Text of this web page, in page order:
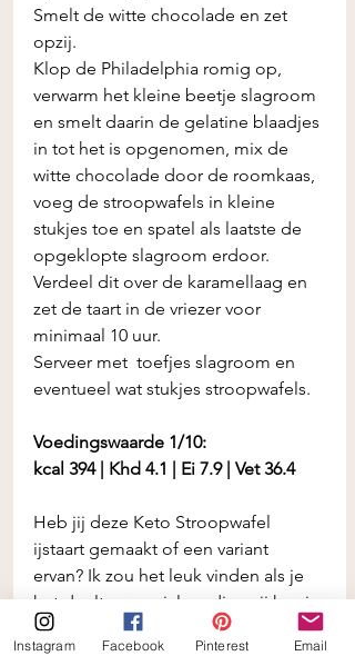
Smelt de witte chocolade en zet
opzij.
Klop de Philadelphia romig op,
verwarm het kleine beetje slagroom
en smelt daarin de gelatine blaadjes
in tot het is opgenomen, mix de
witte chocolade door de roomkaas,
voeg de stroopwafels in kleine
stukjes toe en spatel als laatste de
opgeklopte slagroom erdoor.
Verdeel dit over de karamellaag en
zet de taart in de vriezer voor
minimaal 10 uur.
Serveer met  toefjes slagroom en
eventueel wat stukjes stroopwafels.
Voedingswaarde 1/10:
kcal 394 | Khd 4.1 | Ei 7.9 | Vet 36.4
Heb jij deze Keto Stroopwafel
ijstaart gemaakt of een variant
ervan? Ik zou het leuk vinden als je
het deelt op social media, mij kan je
taggen met @keto_ilona
Instagram Facebook Pinterest Email